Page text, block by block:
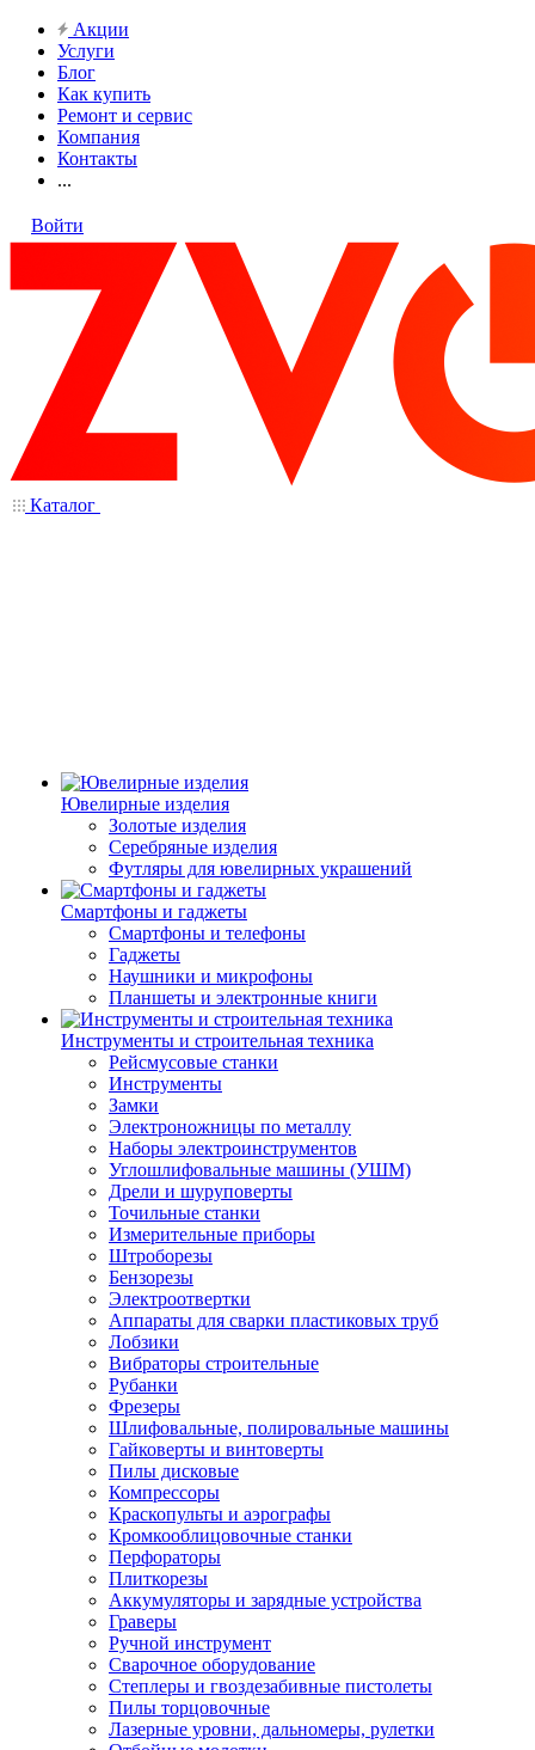
Акции
Услуги
Блог
Как купить
Ремонт и сервис
Компания
Контакты
...
Войти
Каталог
Ювелирные изделия
Золотые изделия
Серебряные изделия
Футляры для ювелирных украшений
Смартфоны и гаджеты
Смартфоны и телефоны
Гаджеты
Наушники и микрофоны
Планшеты и электронные книги
Инструменты и строительная техника
Рейсмусовые станки
Инструменты
Замки
Электроножницы по металлу
Наборы электроинструментов
Углошлифовальные машины (УШМ)
Дрели и шуруповерты
Точильные станки
Измерительные приборы
Штроборезы
Бензорезы
Электроотвертки
Аппараты для сварки пластиковых труб
Лобзики
Вибраторы строительные
Рубанки
Фрезеры
Шлифовальные, полировальные машины
Гайковерты и винтоверты
Пилы дисковые
Компрессоры
Краскопульты и аэрографы
Кромкооблицовочные станки
Перфораторы
Плиткорезы
Аккумуляторы и зарядные устройства
Граверы
Ручной инструмент
Сварочное оборудование
Степлеры и гвоздезабивные пистолеты
Пилы торцовочные
Лазерные уровни, дальномеры, рулетки